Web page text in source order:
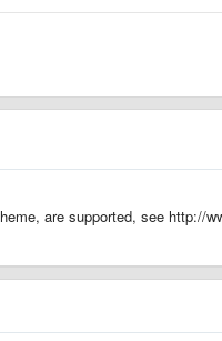
are supported, see http://